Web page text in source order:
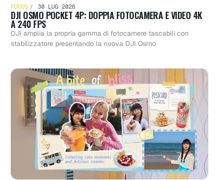
FOCUS 30 LUG 2026
DJI OSMO POCKET 4P: DOPPIA FOTOCAMERA E VIDEO 4K
A 240 FPS
DJI amplia la propria gamma di fotocamere tascabili con
stabilizzatore presentando la nuova DJI Osmo